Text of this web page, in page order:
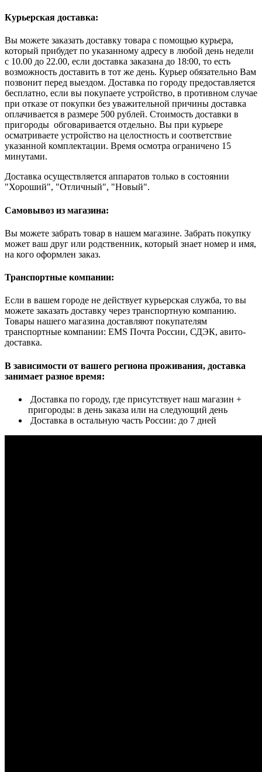
Курьерская доставка:
Вы можете заказать доставку товара с помощью курьера,
который прибудет по указанному адресу в любой день недели
с 10.00 до 22.00, если доставка заказана до 18:00, то есть
возможность доставить в тот же день. Курьер обязательно Вам
позвонит перед выездом. Доставка по городу предоставляется
бесплатно, если вы покупаете устройство, в противном случае
при отказе от покупки без уважительной причины доставка
оплачивается в размере 500 рублей. Стоимость доставки в
пригороды обговаривается отдельно. Вы при курьере
осматриваете устройство на целостность и соответствие
указанной комплектации. Время осмотра ограничено 15
минутами.
Доставка осуществляется аппаратов только в состоянии
"Хороший", "Отличный", "Новый".
Самовывоз из магазина:
Вы можете забрать товар в нашем магазине. Забрать покупку
может ваш друг или родственник, который знает номер и имя,
на кого оформлен заказ.
Транспортные компании:
Если в вашем городе не действует курьерская служба, то вы
можете заказать доставку через транспортную компанию.
Товары нашего магазина доставляют покупателям
транспортные компании: EMS Почта России, СДЭК, авито-
доставка.
В зависимости от вашего региона проживания, доставка
занимает разное время:
Доставка по городу, где присутствует наш магазин +
пригороды: в день заказа или на следующий день
Доставка в остальную часть России: до 7 дней